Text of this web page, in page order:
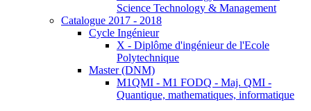
Science Technology & Management
Catalogue 2017 - 2018
Cycle Ingénieur
X - Diplôme d'ingénieur de l'Ecole
Polytechnique
Master (DNM)
M1QMI - M1 FODQ - Maj. QMI -
Quantique, mathematiques, informatique